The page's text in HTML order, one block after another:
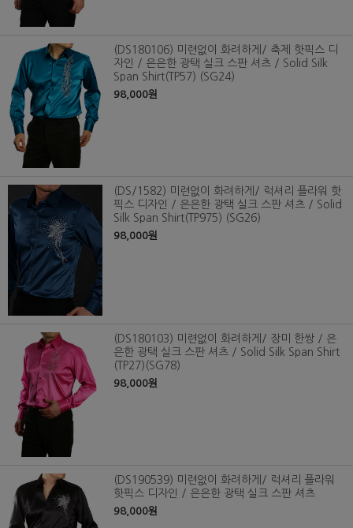
(DS180106) 미련없이 화려하게/ 축제 핫픽스 디
자인 / 은은한 광택 실크 스판 셔츠 / Solid Silk
Span Shirt(TP57) (SG24)
98,000원
(DS/1582) 미련없이 화려하게/ 럭셔리 플라워 핫
픽스 디자인 / 은은한 광택 실크 스판 셔츠 / Solid
Silk Span Shirt(TP975) (SG26)
98,000원
(DS180103) 미련없이 화려하게/ 장미 한쌍 / 은
은한 광택 실크 스판 셔츠 / Solid Silk Span Shirt
(TP27)(SG78)
98,000원
(DS190539) 미련없이 화려하게/ 럭셔리 플라워
핫픽스 디자인 / 은은한 광택 실크 스판 셔츠
98,000원